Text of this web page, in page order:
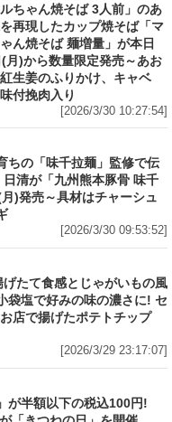
ルちゃん焼そば 3人前」のあ
再現したカップ焼そば「マ
ん焼そば 麺増量」が本日
月)から数量限定発売～あお
生姜のふりかけ、キャベ
付挽肉入り
[2026/3/30 10:27:54]
ちの「味千拉麺」監修で伝
清が「九州熊本豚骨 味千
)発売～具材はチャーシュ
[2026/3/30 09:53:52]
たて食感とじゃがいもの風
袋塩で好みの味の濃さに! セ
店で揚げたポテトチップ
[2026/3/29 23:17:07]
が半額以下の税込100円!